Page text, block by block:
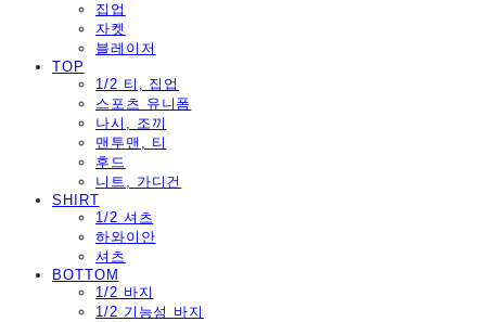
집업
자켓
블레이저
TOP
1/2 티, 집업
스포츠 유니폼
나시, 조끼
맨투맨, 티
후드
니트, 가디건
SHIRT
1/2 셔츠
하와이안
셔츠
BOTTOM
1/2 바지
1/2 기능성 바지